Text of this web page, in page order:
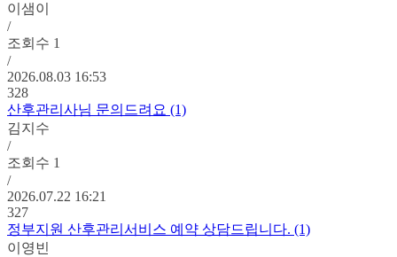
이샘이
/
조회수 1
/
2026.08.03 16:53
328
산후관리사님 문의드려요 (1)
김지수
/
조회수 1
/
2026.07.22 16:21
327
정부지원 산후관리서비스 예약 상담드립니다. (1)
이영빈